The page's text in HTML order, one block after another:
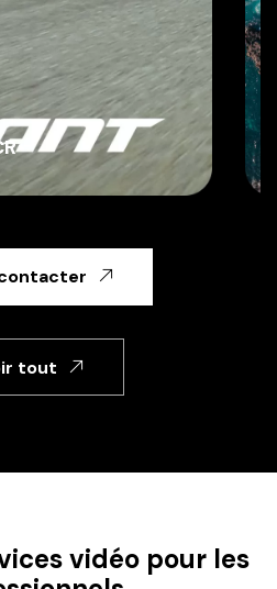
DRONE BUTTAF
tout
vidéo pour les